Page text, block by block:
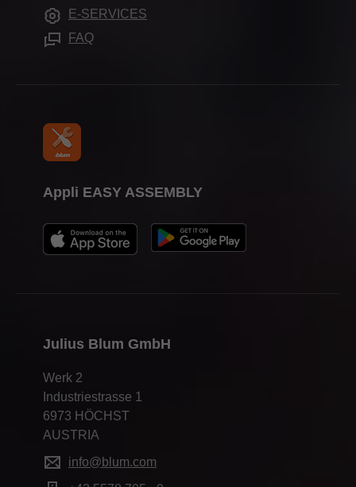
Aides de montage
Presse
Julius Blum GmbH
Werk 2
Industriestrasse 1
6973 HÖCHST
AUSTRIA
info@blum.com
Appli EASY ASSEMBLY
E-SERVICES
FAQ